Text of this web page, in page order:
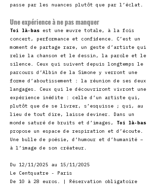
passe par les nuances plutôt que par l’éclat.
Une expérience à ne pas manquer
Toi là-bas est une œuvre totale, à la fois
concert, performance et confidence. C’est un
moment de partage rare, un geste d’artiste qui
relie la chanson et le dessin, la parole et le
silence. Ceux qui suivent depuis longtemps le
parcours d’Albin de la Simone y verront une
forme d’aboutissement : la réunion de ses deux
langages. Ceux qui le découvriront vivront une
expérience inédite : celle d’un artiste qui,
plutôt que de se livrer, s’esquisse ; qui, au
lieu de tout dire, laisse deviner. Dans un
monde saturé de bruits et d’images, Toi là-bas
propose un espace de respiration et d’écoute.
Une bulle de poésie, d’humour et d’humanité –
à l’image de son créateur.
Du 12/11/2025 au 15/11/2025
Le Centquatre - Paris
De 10 à 28 euros. | Réservation obligatoire